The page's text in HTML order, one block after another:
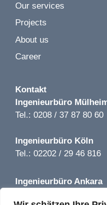
Our services
Projects
About us
Career
Kontakt
Ingenieurbüro
Tel.: 0208 / 37 87 80 60
Ingenieurbüro Köln
Tel.: 02202 / 29 46 816
Ingenieurbüro Ankara